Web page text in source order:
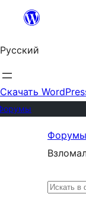
Перейти
содержимому
Русский
Скачать
Форумы
Поиск: